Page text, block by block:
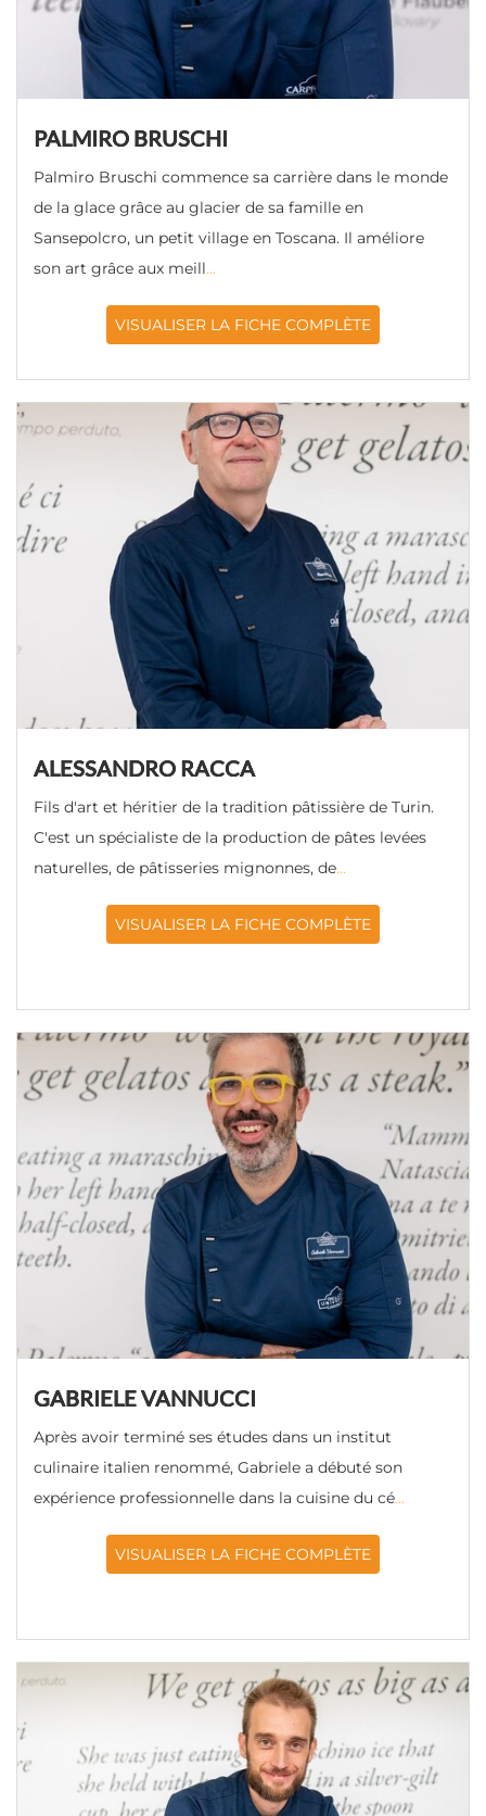
PALMIRO BRUSCHI
Palmiro Bruschi commence sa carrière dans le monde
de la glace grâce au glacier de sa famille en
Sansepolcro, un petit village en Toscana. Il améliore
son art grâce aux meill...
VISUALISER LA FICHE COMPLÈTE
ALESSANDRO RACCA
Fils d'art et héritier de la tradition pâtissière de Turin.
C'est un spécialiste de la production de pâtes levées
naturelles, de pâtisseries mignonnes, de...
VISUALISER LA FICHE COMPLÈTE
GABRIELE VANNUCCI
Après avoir terminé ses études dans un institut
culinaire italien renommé, Gabriele a débuté son
expérience professionnelle dans la cuisine du cé...
VISUALISER LA FICHE COMPLÈTE